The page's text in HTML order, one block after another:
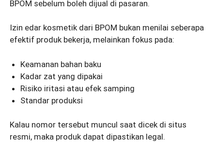
BPOM sebelum boleh dijual di pasaran.
Izin edar kosmetik dari BPOM bukan menilai seberapa
efektif produk bekerja, melainkan fokus pada:
Keamanan bahan baku
Kadar zat yang dipakai
Risiko iritasi atau efek samping
Standar produksi
Kalau nomor tersebut muncul saat dicek di situs
resmi, maka produk dapat dipastikan legal.